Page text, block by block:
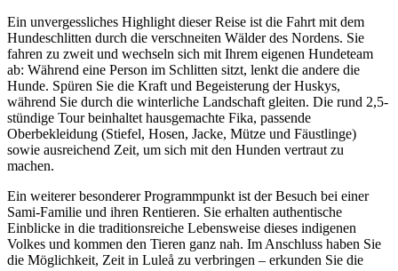
Ein unvergessliches Highlight dieser Reise ist die Fahrt mit dem
Hundeschlitten durch die verschneiten Wälder des Nordens. Sie
fahren zu zweit und wechseln sich mit Ihrem eigenen Hundeteam
ab: Während eine Person im Schlitten sitzt, lenkt die andere die
Hunde. Spüren Sie die Kraft und Begeisterung der Huskys,
während Sie durch die winterliche Landschaft gleiten. Die rund 2,5-
stündige Tour beinhaltet hausgemachte Fika, passende
Oberbekleidung (Stiefel, Hosen, Jacke, Mütze und Fäustlinge)
sowie ausreichend Zeit, um sich mit den Hunden vertraut zu
machen.
Ein weiterer besonderer Programmpunkt ist der Besuch bei einer
Sami-Familie und ihren Rentieren. Sie erhalten authentische
Einblicke in die traditionsreiche Lebensweise dieses indigenen
Volkes und kommen den Tieren ganz nah. Im Anschluss haben Sie
die Möglichkeit, Zeit in Luleå zu verbringen – erkunden Sie die